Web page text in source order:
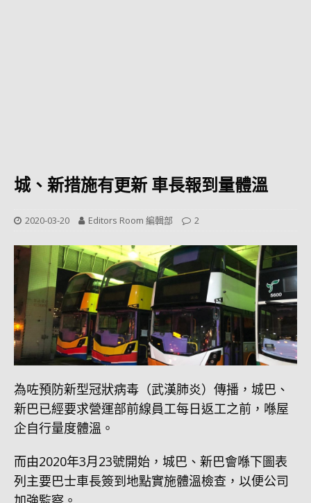
城、新措施有更新 車長報到量體溫
2020-03-20 Editors Room 編輯部 2
為咗預防新型冠狀病毒（武漢肺炎）傳播，城巴、
新巴已經要求營運部前線員工每日返工之前，喺屋
企自行量度體溫。
而由2020年3月23號開始，城巴、新巴會喺下圖表
列主要巴士車長簽到地點實施體溫檢查，以便公司